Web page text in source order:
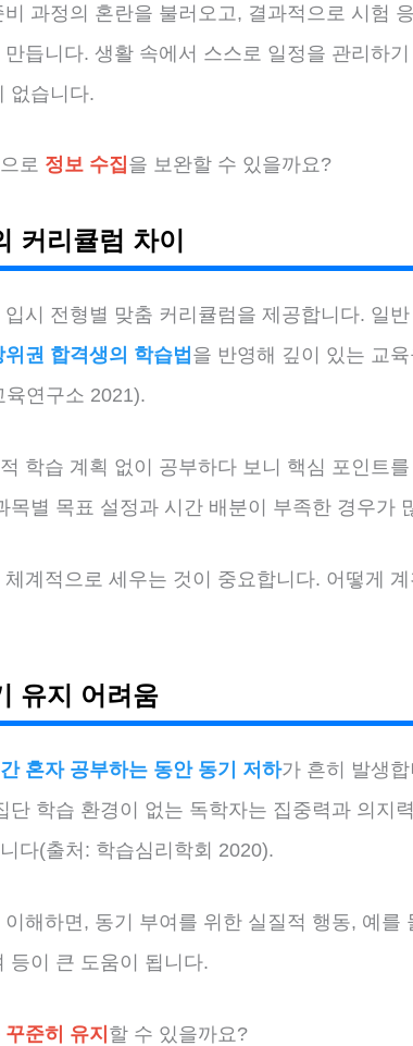
과정의 혼란을 불러오고, 결과적으로 시험
듭니다. 생활 속에서 스스로 일정을 관리하
없습니다.
로 정보 수집을 보완할 수 있을까요?
커리큘럼 차이
시 전형별 맞춤 커리큘럼을 제공합니다. 일
위권 합격생의 학습법 을 반영해 깊이 있는 교
육연구소 2021).
학습 계획 없이 공부하다 보니 핵심 포인트
목별 목표 설정과 시간 배분이 부족한 경우가
체계적으로 세우는 것이 중요합니다. 어떻게
유지 어려움
혼자 공부하는 동안 동기 저하가 흔히 발생
단 학습 환경이 없는 독학자는 집중력과 의지
다(출처: 학습심리학회 2020).
해하면, 동기 부여를 위한 실질적 행동, 예를
등이 큰 도움이 됩니다.
준히 유지 할 수 있을까요?